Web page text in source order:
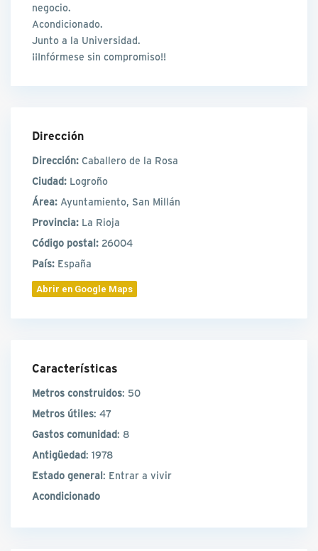
negocio.
Acondicionado.
Junto a la Universidad.
¡¡Infórmese sin compromiso!!
Dirección
Dirección: Caballero de la Rosa
Ciudad: Logroño
Área: Ayuntamiento, San Millán
Provincia: La Rioja
Código postal: 26004
País: España
Abrir en Google Maps
Características
Metros construidos: 50
Metros útiles: 47
Gastos comunidad: 8
Antigüedad: 1978
Estado general: Entrar a vivir
Acondicionado